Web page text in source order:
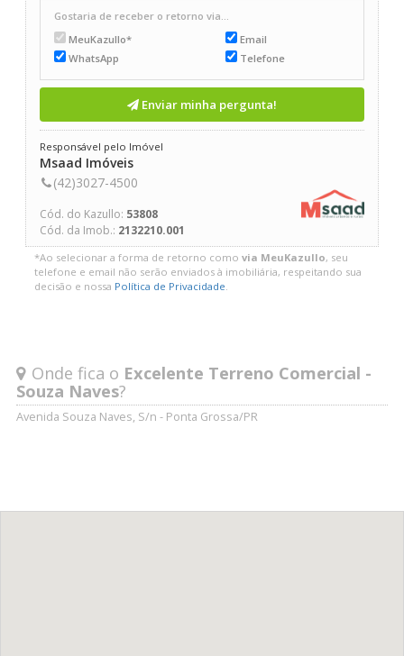
Gostaria de receber o retorno via...
MeuKazullo*
Email
WhatsApp
Telefone
Enviar minha pergunta!
Responsável pelo Imóvel
Msaad Imóveis
(42)3027-4500
Cód. do Kazullo: 53808
Cód. da Imob.: 2132210.001
*Ao selecionar a forma de retorno comovia MeuKazullo, seu
telefone e email não serão enviados à imobiliária, respeitando sua
decisão e nossa Política de Privacidade.
Onde fica o Excelente Terreno Comercial -
Souza Naves?
Avenida Souza Naves, S/n - Ponta Grossa/PR